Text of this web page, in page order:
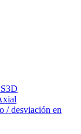
/ desviación en